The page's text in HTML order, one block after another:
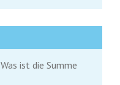
Was ist die Summe